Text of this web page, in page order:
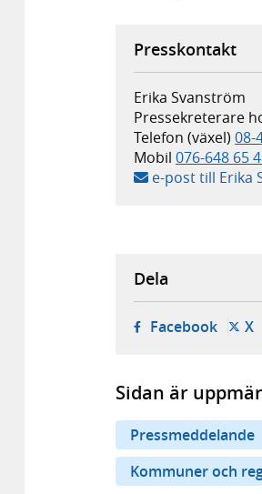
Presskontakt
Erika Svanström
Pressekreterare
Telefon (växel) 08-
Mobil 076-648 65
e-post till Erika
Dela
Facebook- X-
Sidan är
Pressmeddelande
Kommuner och